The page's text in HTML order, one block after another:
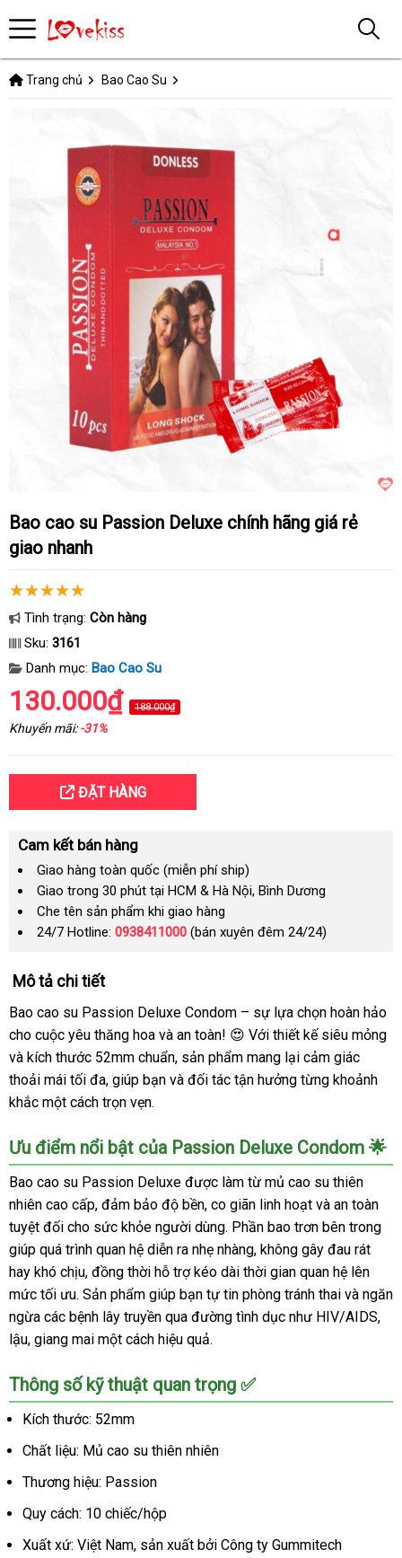
Trang chủ Bao Cao Su
Bao cao su Passion Deluxe chính hãng giá rẻ
giao nhanh
Tình trạng: Còn hàng
Sku: 3161
Danh mục: Bao Cao Su
130.000₫ 188.000₫
Khuyến mãi:-31%
ĐẶT HÀNG
Cam kết bán hàng
Giao hàng toàn quốc (miễn phí ship)
Giao trong 30 phút tại HCM & Hà Nội, Bình Dương
Che tên sản phẩm khi giao hàng
24/7 Hotline: 0938411000 (bán xuyên đêm 24/24)
Mô tả chi tiết
Bao cao su Passion Deluxe Condom – sự lựa chọn hoàn hảo
cho cuộc yêu thăng hoa và an toàn! 😍 Với thiết kế siêu mỏng
và kích thước 52mm chuẩn, sản phẩm mang lại cảm giác
thoải mái tối đa, giúp bạn và đối tác tận hưởng từng khoảnh
khắc một cách trọn vẹn.
Ưu điểm nổi bật của Passion Deluxe Condom 🌟
Bao cao su Passion Deluxe được làm từ mủ cao su thiên
nhiên cao cấp, đảm bảo độ bền, co giãn linh hoạt và an toàn
tuyệt đối cho sức khỏe người dùng. Phần bao trơn bên trong
giúp quá trình quan hệ diễn ra nhẹ nhàng, không gây đau rát
hay khó chịu, đồng thời hỗ trợ kéo dài thời gian quan hệ lên
mức tối ưu. Sản phẩm giúp bạn tự tin phòng tránh thai và ngăn
ngừa các bệnh lây truyền qua đường tình dục như HIV/AIDS,
lậu, giang mai một cách hiệu quả.
Thông số kỹ thuật quan trọng ✅
Kích thước: 52mm
Chất liệu: Mủ cao su thiên nhiên
Thương hiệu: Passion
Quy cách: 10 chiếc/hộp
Xuất xứ: Việt Nam, sản xuất bởi Công ty Gummitech